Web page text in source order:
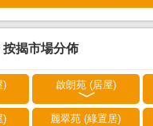
按揭市場分佈
) 啟朗苑 (居屋)
) 麗翠苑 (綠置居)